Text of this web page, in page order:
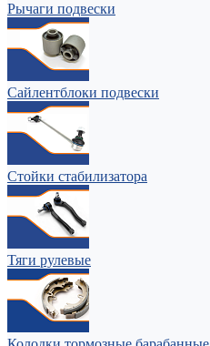
Рычаги подвески
Сайлентблоки подвески
Стойки стабилизатора
Тяги рулевые